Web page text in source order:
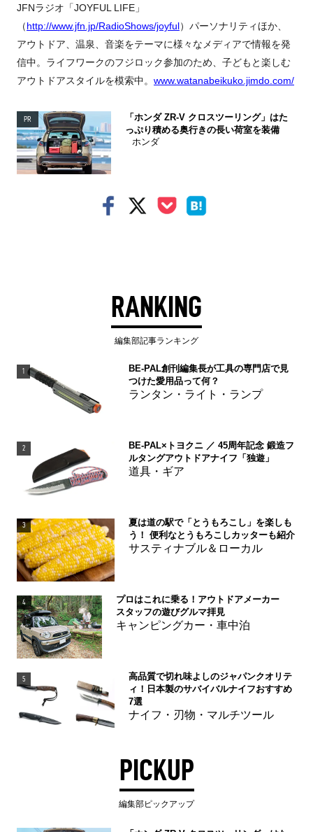
JFNラジオ「JOYFUL LIFE」
（http://www.jfn.jp/RadioShows/joyful）パーソナリティほか、
アウトドア、温泉、音楽をテーマに様々なメディアで情報を発
信中。ライフワークのフジロック参加のため、子どもと楽しむ
アウトドアスタイルを模索中。 www.watanabeikuko.jimdo.com/
PR
「ホンダ ZR-V クロスツーリング」はた
っぷり積める奥行きの長い荷室を装備
ホンダ
RANKING
編集部記事ランキング
1
BE-PAL創刊編集長が工具の専門店で見
つけた愛用品って何？
ランタン・ライト・ランプ
2
BE-PAL×トヨクニ ／ 45周年記念 鍛造フ
ルタングアウトドアナイフ「独遊」
道具・ギア
3
夏は道の駅で「とうもろこし」を楽しも
う！ 便利なとうもろこしカッターも紹介
サスティナブル＆ローカル
4
プロはこれに乗る！アウトドアメーカー
スタッフの遊びグルマ拝見
キャンピングカー・車中泊
5
高品質で切れ味よしのジャパンクオリテ
ィ！日本製のサバイバルナイフおすすめ
7選
ナイフ・刃物・マルチツール
PICKUP
編集部ピックアップ